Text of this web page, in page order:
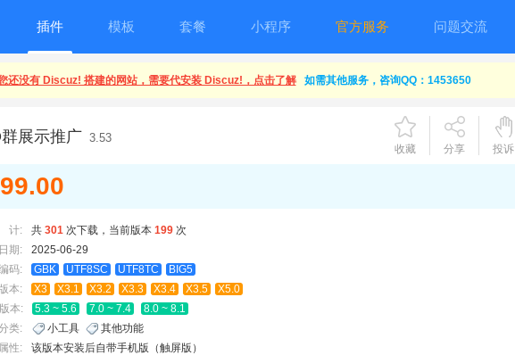
插件 模板 套餐 小程序 官方服务 问题交流
还没有 Discuz! 搭建的网站，需要代安装 Discuz!，点击了解 如需其他服务，咨询QQ：1453650
展示推广 3.53
收藏 分享 投诉
99.00
: 共 301 次下载，当前版本 199 次
期:
2025-06-29
码:
GBK UTF8SC UTF8TC
BIG5
本:
X3 X3.1 X3.2 X3.3 X3.4 X3.5
X5.0
本:
5.3 ~ 5.6 7.0 ~ 7.4
8.0 ~ 8.1
类:
小工具
其他功能
性:
该版本安装后自带手机版（触屏版）